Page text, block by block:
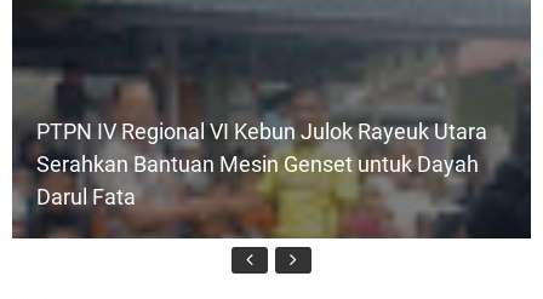
PTPN IV Regional VI Kebun Julok Rayeuk Utara
Serahkan Bantuan Mesin Genset untuk Dayah
Darul Fata